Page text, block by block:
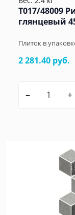
T017/48009
глянцевый
Плиток в
2 281.40 руб.
– +